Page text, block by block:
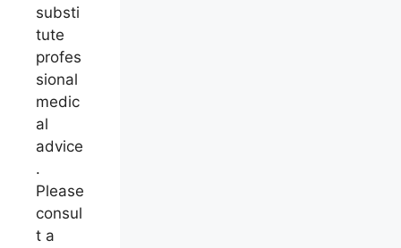
substi
tute
profes
sional
medic
al
advice
.
Please
consul
t a